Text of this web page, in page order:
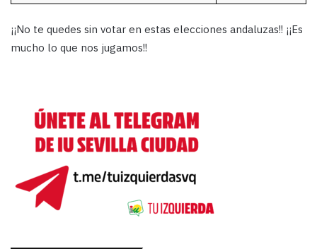
¡¡No te quedes sin votar en estas elecciones andaluzas!! ¡¡Es
mucho lo que nos jugamos!!